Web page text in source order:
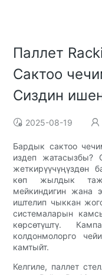
Паллет
Сактоо
Сиздин
2025-08-19
Бардык сактоо
издеп жатасызбы?
жеткирүүчүңүздөн
көп жылдык
мейкиндигин жана
иштелип чыккан
системаларын
көрсөтүштү.
колдонмолорго
камтыйт.
Келгиле, паллет